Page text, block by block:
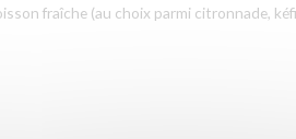
fraîche (au choix parmi citronnade,